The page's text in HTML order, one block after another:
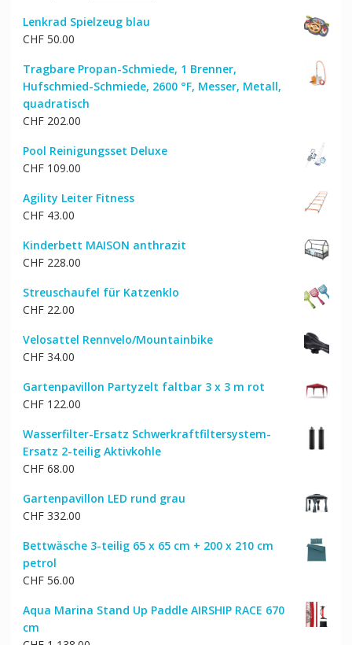
war:
Lenkrad Spielzeug blau
CHF50.00
Tragbare Propan-Schmiede, 1 Brenner,
Hufschmied-Schmiede, 2600 °F, Messer, Metall,
quadratisch
CHF202.00
Pool Reinigungsset Deluxe
CHF109.00
Agility Leiter Fitness
CHF43.00
Kinderbett MAISON anthrazit
CHF228.00
Streuschaufel für Katzenklo
CHF22.00
Velosattel Rennvelo/Mountainbike
CHF34.00
Gartenpavillon Partyzelt faltbar 3 x 3 m rot
CHF122.00
Wasserfilter-Ersatz Schwerkraftfiltersystem-
Ersatz 2-teilig Aktivkohle
CHF68.00
Gartenpavillon LED rund grau
CHF332.00
Bettwäsche 3-teilig 65 x 65 cm + 200 x 210 cm
petrol
CHF56.00
Aqua Marina Stand Up Paddle AIRSHIP RACE 670
cm